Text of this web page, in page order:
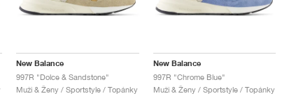
New Balance
997R "Dolce & Sandstone"
Muži & Ženy / Sportstyle / Topánky
New Balance
997R "Chrome Blue"
Muži & Ženy / Sportstyle / Topánky